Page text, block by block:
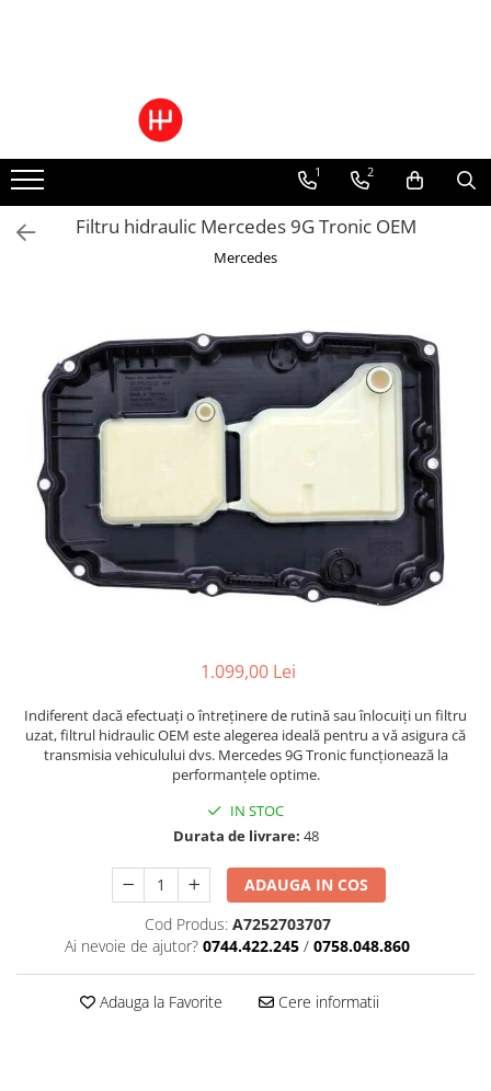
Ulei cutie automata
Filtre cutii automate
1 2
Filtru hidraulic Mercedes 9G Tronic OEM
Mercedes
1.099,00 Lei
Indiferent dacă efectuați o întreținere de rutină sau înlocuiți un filtru
uzat, filtrul hidraulic OEM este alegerea ideală pentru a vă asigura că
transmisia vehiculului dvs. Mercedes 9G Tronic funcționează la
performanțele optime.
IN STOC
Durata de livrare: 48
ADAUGA IN COS
Cod Produs: A7252703707
Ai nevoie de ajutor? 0744.422.245 / 0758.048.860
Adauga la Favorite Cere informatii